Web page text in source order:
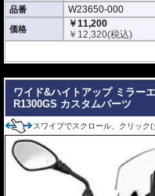
品番 W23650-000
価格
￥11,200
￥ 12,320(税込)
ワイド&ハイトアップ ミラー
R1300GS カスタムパーツ
スワイプでスクロール、クリック